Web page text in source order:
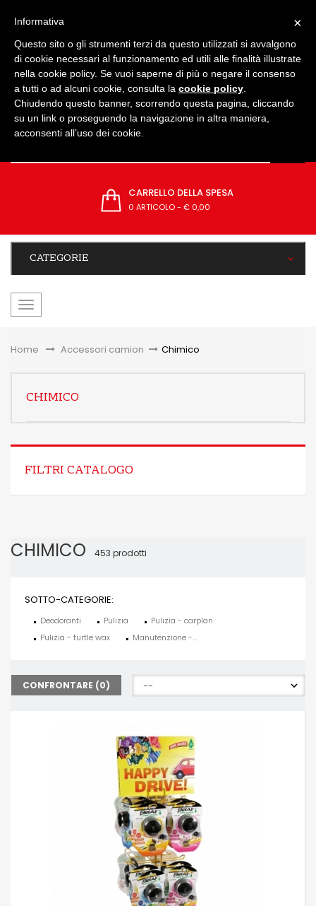
CARRELLO DELLA SPESA
0 ARTICOLO- € 0,00
CATEGORIE
navigazione
Home &gt;Accessori camion > Chimico
CHIMICO
FILTRI CATALOGO
CHIMICO 453 prodotti
SOTTO-CATEGORIE:
Deodoranti Pulizia
Pulizia - carplan
Pulizia - turtle wax
Manutenzione -...
CONFRONTARE (0)
×
Informativa
Questo sito o gli strumenti terzi da questo utilizzati si avvalgono
di cookie necessari al funzionamento ed utili alle finalità illustrate
nella cookie policy. Se vuoi saperne di più o negare il consenso
a tutti o ad alcuni cookie, consulta la cookie policy
Chiudendo questo banner, scorrendo questa pagina, cliccando
su un link o proseguendo la navigazione in altra maniera,
acconsenti all’uso dei cookie.